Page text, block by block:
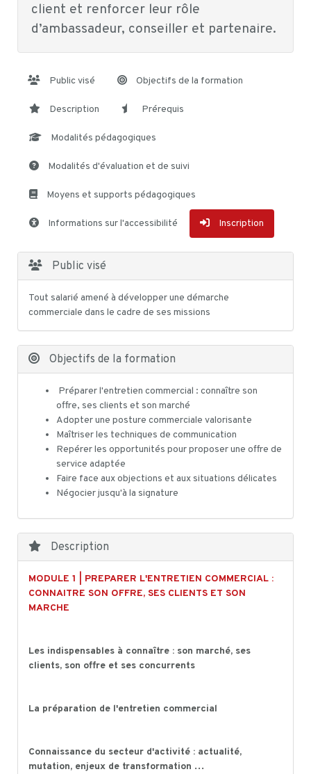
client et renforcer leur rôle
d’ambassadeur, conseiller et partenaire.
Public visé Objectifs de la formation
Description Prérequis
Modalités pédagogiques
Modalités d'évaluation et de suivi
Moyens et supports pédagogiques
Informations sur l'accessibilité Inscription
Public visé
Tout salarié amené à développer une démarche
commerciale dans le cadre de ses missions
Objectifs de la formation
Préparer l'entretien commercial : connaître son
offre, ses clients et son marché
Adopter une posture commerciale valorisante
Maîtriser les techniques de communication
Repérer les opportunités pour proposer une offre de
service adaptée
Faire face aux objections et aux situations délicates
Négocier jusqu'à la signature
Description
MODULE 1 | PREPARER L'ENTRETIEN COMMERCIAL :
CONNAITRE SON OFFRE, SES CLIENTS ET SON
MARCHE
Les indispensables à connaître : son marché, ses
clients, son offre et ses concurrents
La préparation de l'entretien commercial
Connaissance du secteur d'activité : actualité,
mutation, enjeux de transformation …